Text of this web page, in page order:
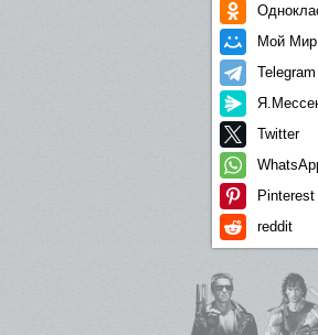
Мой Мир
Telegram
Twitter
Pinterest
reddit